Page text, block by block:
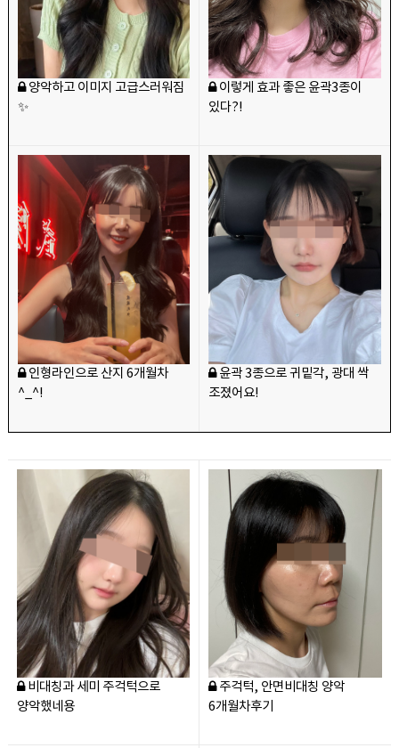
양악하고 이미지 고급스러워짐
✨
이렇게 효과 좋은 윤곽3종이
있다?!
인형라인으로 산지 6개월차
^_^!
윤곽 3종으로 귀밑각, 광대 싹
조졌어요!
비대칭과 세미 주걱턱으로
양악했네용
주걱턱, 안면비대칭 양악
6개월차후기